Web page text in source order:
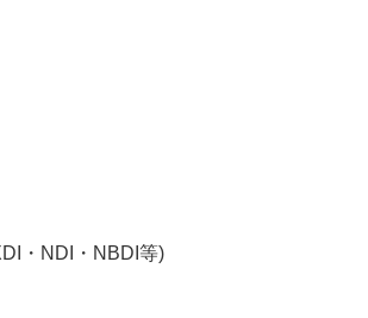
NDI・NBDI等)